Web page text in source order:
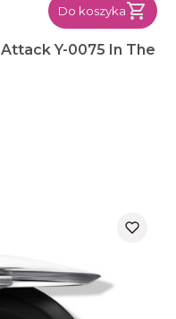
Do koszyka
Y-0075 In The